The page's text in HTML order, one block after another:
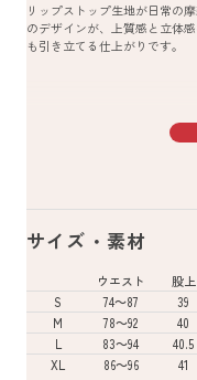
リップストップ生地が日常の
のデザインが、上質感と立体
も引き立てる仕上がりです。
サイズ・素材
ウエスト 股上
S
74～87 39
M
78～92 40
L
83～94 40.5
XL
86～96 41